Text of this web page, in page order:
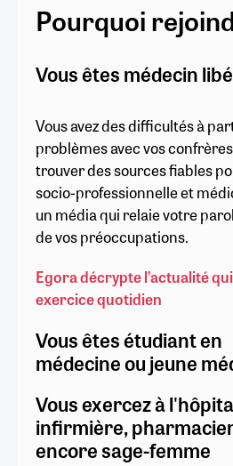
Pourquoi
Vous êtes médecin
Vous avez des difficultés à
problèmes avec vos
trouver des sources fiables
socio-professionnelle et
un média qui relaie votre
de vos préoccupations.
Egora décrypte l’actualité
exercice quotidien
Vous êtes étudiant en
médecine ou jeune
Vous exercez à
infirmière,
encore sage-femme